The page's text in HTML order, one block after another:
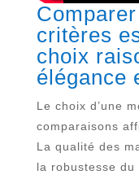
critères
choix
élégance
Le choix d’une
comparaisons
La qualité des
la robustesse